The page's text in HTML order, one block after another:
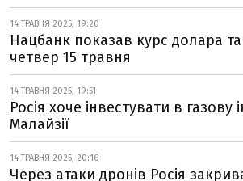
14 ТРАВНЯ 2025, 19:20
Нацбанк показав курс долара
четвер 15 травня
14 ТРАВНЯ 2025, 19:51
Росія хоче інвестувати в газову
Малайзії
14 ТРАВНЯ 2025, 20:16
Через атаки дронів Росія